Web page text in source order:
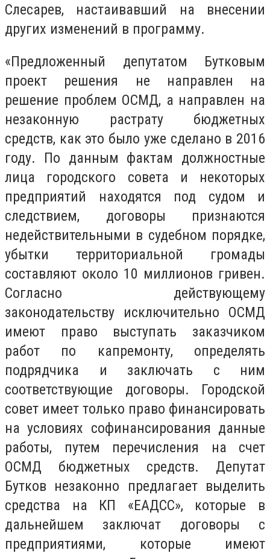
Слесарев, настаивавший на внесении
других изменений в программу.
«Предложенный депутатом Бутковым
проект решения не направлен на
решение проблем ОСМД, а направлен на
незаконную растрату бюджетных
средств, как это было уже сделано в 2016
году. По данным фактам должностные
лица городского совета и некоторых
предприятий находятся под судом и
следствием, договоры признаются
недействительными в судебном порядке,
убытки территориальной громады
составляют около 10 миллионов гривен.
Согласно действующему
законодательству исключительно ОСМД
имеют право выступать заказчиком
работ по капремонту, определять
подрядчика и заключать с ним
соответствующие договоры. Городской
совет имеет только право финансировать
на условиях софинансирования данные
работы, путем перечисления на счет
ОСМД бюджетных средств. Депутат
Бутков незаконно предлагает выделить
средства на КП «ЕАДСС», которые в
дальнейшем заключат договоры с
предприятиями, которые имеют